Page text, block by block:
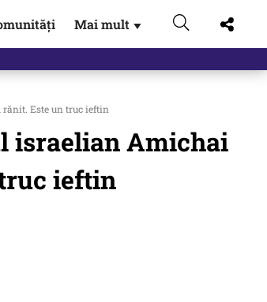
Mai mult ▼
Este un truc ieftin
israelian Amichai
ieftin